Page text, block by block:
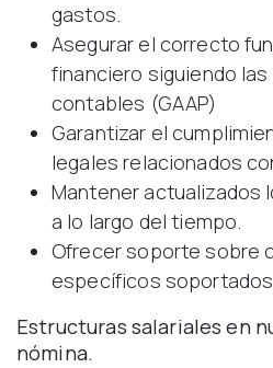
gastos.
Asegurar el correcto
financiero siguiendo
contables (GAAP)
Garantizar el
legales relacionados
Mantener actualizados
a lo largo del tiempo.
Ofrecer soporte sobre
específicos
Estructuras salariales en
nómina.